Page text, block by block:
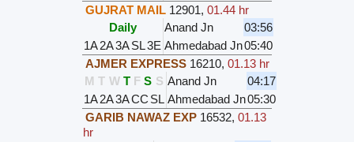
GUJRAT MAIL 12901,01.44 hr
Daily
Anand Jn
03:56
1A2A3ASL3E Ahmedabad Jn05:40
AJMER EXPRESS 16210,01.13 hr
M T W T F S S Anand Jn
04:17
1A2A3ACC SL Ahmedabad Jn05:30
GARIB NAWAZ EXP 16532,01.13
hr